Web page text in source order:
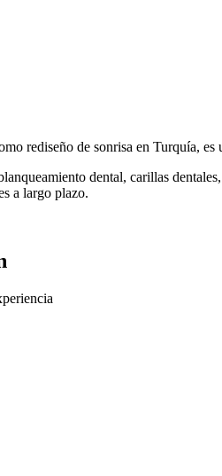
rediseño de sonrisa en Turquía, es
dental, carillas
a largo plazo.